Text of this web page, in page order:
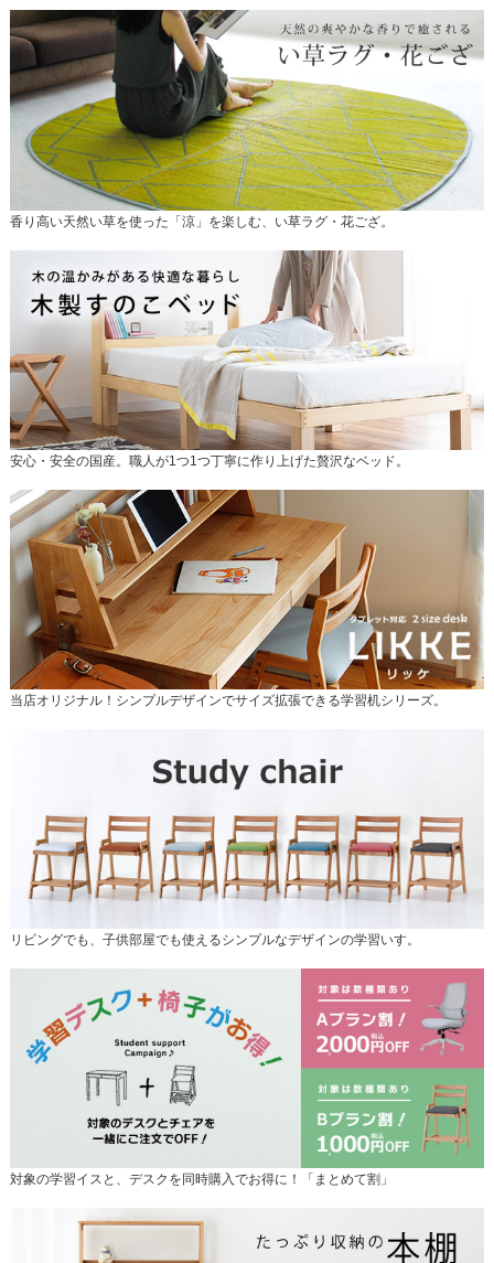
香り高い天然い草を使った「涼」を楽しむ、い草ラグ・花ござ。
安心・安全の国産。職人が1つ1つ丁寧に作り上げた贅沢なベッド。
当店オリジナル！シンプルデザインでサイズ拡張できる学習机シリーズ。
リビングでも、子供部屋でも使えるシンプルなデザインの学習いす。
対象の学習イスと、デスクを同時購入でお得に！「まとめて割」